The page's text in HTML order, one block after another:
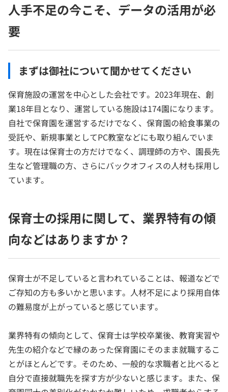
人手不足の今こそ、データの活用が必
要
まずは御社について聞かせてください
保育施設の運営を中心とした会社です。2023年現在、創
業18年目となり、運営している施設は174園になります。
自社で保育園を運営するだけでなく、保育園の給食事業の
受託や、新規事業としてPC教室などにも取り組んでいま
す。現在は保育士の方だけでなく、調理師の方や、園長先
生など管理職の方、さらにバックオフィスの人材も採用し
ています。
保育士の採用に関して、業界特有の傾
向などはありますか？
保育士が不足していると言われていることは、報道などで
ご存知の方も多いかと思います。人材不足により採用自体
の難易度が上がっていると感じています。
業界特有の傾向として、保育士は学校卒業後、教育実習や
先生の紹介などで縁のあった保育園にそのまま就職するこ
とがほとんどです。そのため、一般的な求職者と比べると
自分で直接就職先を探す方が少ないと感じます。また、保